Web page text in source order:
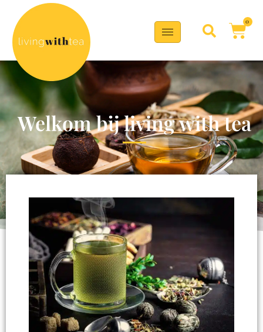
0
Welkom bij living with tea